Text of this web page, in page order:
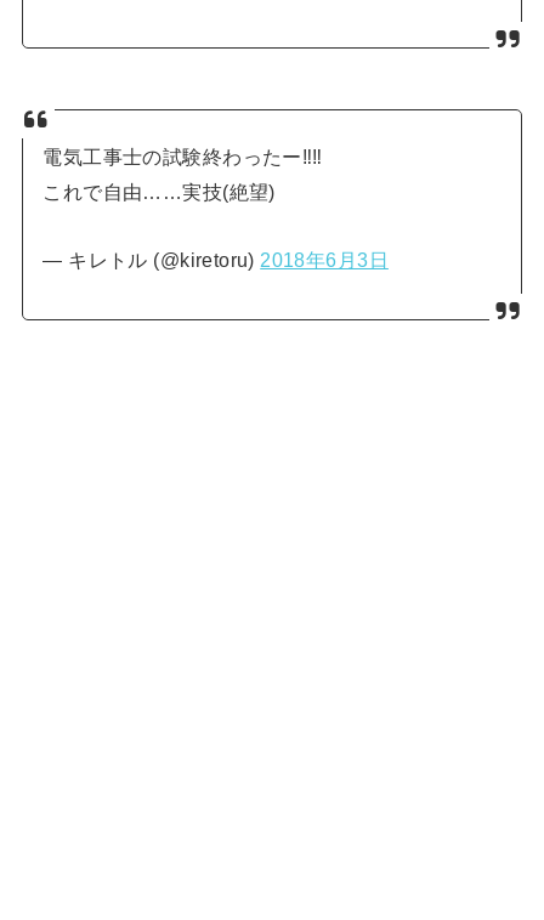
電気工事士の試験終わったー‼︎‼︎
これで自由……実技(絶望)
— キレトル (@kiretoru) 2018年6月3日